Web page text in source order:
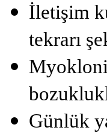
İletişim
tekrarı
Günlük